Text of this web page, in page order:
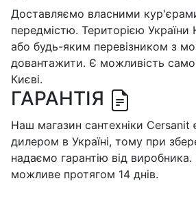
Доставляємо власними
передмістю. Територією
або будь-яким перевізником з
довантажити. Є можливість
Києві.
ГАРАНТІЯ
Наш магазин сантехніки Cersanit
дилером в Україні, тому при
надаємо гарантію від
можливе протягом 14 днів.